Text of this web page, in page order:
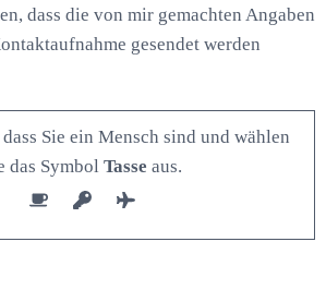
dass die von mir gemachten Angaben
gesendet werden
Sie ein Mensch sind und wählen
das Symbol Tasse aus.